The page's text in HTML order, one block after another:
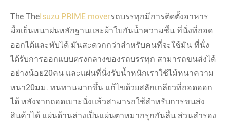
The TheIsuzu PRIME moverรถบรรทุกมีการติดตั้งอาหาร
มื้อเย็นหนาฝนหลักฐานและผ้าใบกันน้ำความชื้น ที่นั่งที่ถอด
ออกได้และพับได้ มันสะดวกกว่าสำหรับคนที่จะใช้มัน ที่นั่ง
ได้รับการออกแบบตรงกลางของรถบรรทุก สามารถขนส่งได้
อย่างน้อย20คน และแผ่นที่นั่งรับน้ำหนักเราใช้ไม้หนาความ
หนา20มม. ทนทานมากขึ้น แก้ไขด้วยสลักเกลียวที่ถอดออก
ได้ หลังจากถอดเบาะนั่งแล้วสามารถใช้สำหรับการขนส่ง
สินค้าได้ แผ่นด้านล่างเป็นแผ่นตาหมากรุกกันลื่น ส่วนสำรอง